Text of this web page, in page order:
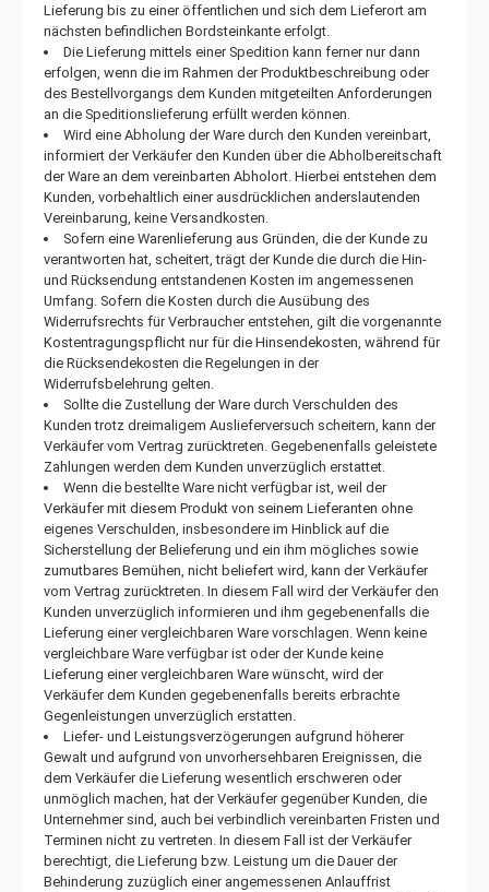
Lieferung bis zu einer öffentlichen und sich dem Lieferort am
nächsten befindlichen Bordsteinkante erfolgt.
Die Lieferung mittels einer Spedition kann ferner nur dann
erfolgen, wenn die im Rahmen der Produktbeschreibung oder
des Bestellvorgangs dem Kunden mitgeteilten Anforderungen
an die Speditionslieferung erfüllt werden können.
Wird eine Abholung der Ware durch den Kunden vereinbart,
informiert der Verkäufer den Kunden über die Abholbereitschaft
der Ware an dem vereinbarten Abholort. Hierbei entstehen dem
Kunden, vorbehaltlich einer ausdrücklichen anderslautenden
Vereinbarung, keine Versandkosten.
Sofern eine Warenlieferung aus Gründen, die der Kunde zu
verantworten hat, scheitert, trägt der Kunde die durch die Hin-
und Rücksendung entstandenen Kosten im angemessenen
Umfang. Sofern die Kosten durch die Ausübung des
Widerrufsrechts für Verbraucher entstehen, gilt die vorgenannte
Kostentragungspflicht nur für die Hinsendekosten, während für
die Rücksendekosten die Regelungen in der
Widerrufsbelehrung gelten.
Sollte die Zustellung der Ware durch Verschulden des
Kunden trotz dreimaligem Auslieferversuch scheitern, kann der
Verkäufer vom Vertrag zurücktreten. Gegebenenfalls geleistete
Zahlungen werden dem Kunden unverzüglich erstattet.
Wenn die bestellte Ware nicht verfügbar ist, weil der
Verkäufer mit diesem Produkt von seinem Lieferanten ohne
eigenes Verschulden, insbesondere im Hinblick auf die
Sicherstellung der Belieferung und ein ihm mögliches sowie
zumutbares Bemühen, nicht beliefert wird, kann der Verkäufer
vom Vertrag zurücktreten. In diesem Fall wird der Verkäufer den
Kunden unverzüglich informieren und ihm gegebenenfalls die
Lieferung einer vergleichbaren Ware vorschlagen. Wenn keine
vergleichbare Ware verfügbar ist oder der Kunde keine
Lieferung einer vergleichbaren Ware wünscht, wird der
Verkäufer dem Kunden gegebenenfalls bereits erbrachte
Gegenleistungen unverzüglich erstatten.
Liefer- und Leistungsverzögerungen aufgrund höherer
Gewalt und aufgrund von unvorhersehbaren Ereignissen, die
dem Verkäufer die Lieferung wesentlich erschweren oder
unmöglich machen, hat der Verkäufer gegenüber Kunden, die
Unternehmer sind, auch bei verbindlich vereinbarten Fristen und
Terminen nicht zu vertreten. In diesem Fall ist der Verkäufer
berechtigt, die Lieferung bzw. Leistung um die Dauer der
Behinderung zuzüglich einer angemessenen Anlauffrist